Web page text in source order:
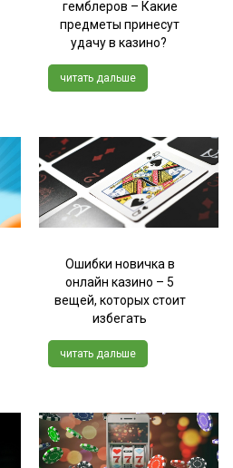
гемблеров – Какие
предметы принесут
удачу в казино?
читать дальше
Ошибки новичка в
онлайн казино – 5
вещей, которых стоит
избегать
читать дальше